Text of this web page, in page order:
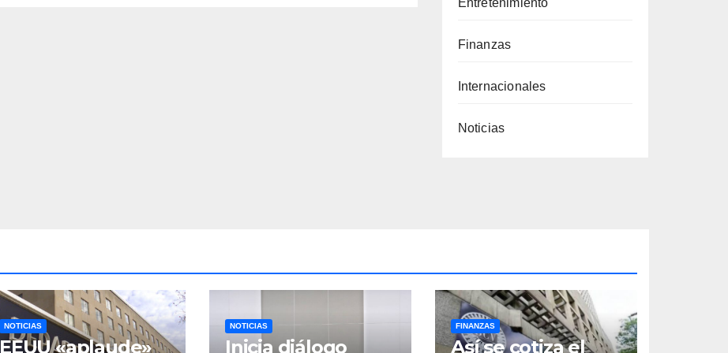
Entretenimiento
Finanzas
Internacionales
Noticias
NOTICIAS
EEUU «aplaude»
NOTICIAS
Inicia diálogo
FINANZAS
Así se cotiza el